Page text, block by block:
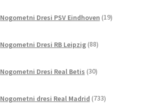
Nogometni Dresi PSV Eindhoven 19izdelkov
Nogometni Dresi RB Leipzig 88izdelkov
Nogometni Dresi Real Betis 30izdelkov
Nogometni dresi Real Madrid 733izdelkov